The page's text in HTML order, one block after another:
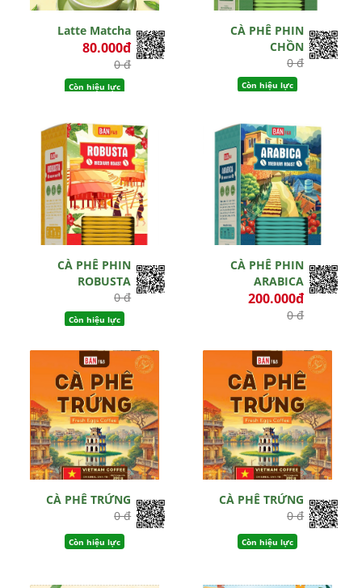
Latte Matcha
80.000đ
0 đ
Còn hiệu lực
CÀ PHÊ PHIN
CHỒN
0 đ
Còn hiệu lực
CÀ PHÊ PHIN
ROBUSTA
0 đ
Còn hiệu lực
CÀ PHÊ PHIN
ARABICA
200.000đ
0 đ
CÀ PHÊ TRỨNG
0 đ
Còn hiệu lực
CÀ PHÊ TRỨNG
0 đ
Còn hiệu lực